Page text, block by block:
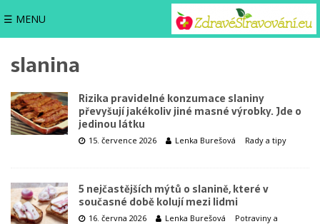
☰ MENU
slanina
Rizika pravidelné konzumace slaniny
převyšují jakékoliv jiné masné výrobky. Jde o
jedinou látku
15. července 2026 Lenka Burešová Rady a tipy
5 nejčastějších mýtů o slanině, které v
současné době kolují mezi lidmi
16. června 2026 Lenka Burešová
Potraviny a